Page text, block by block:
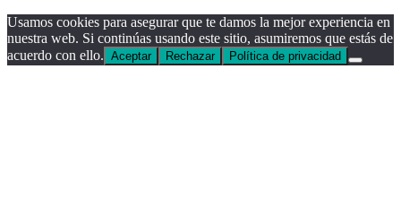
Usamos cookies para asegurar que te damos la mejor experiencia en
nuestra web. Si continúas usando este sitio, asumiremos que estás de
acuerdo con ello. Aceptar Rechazar Política de privacidad